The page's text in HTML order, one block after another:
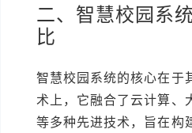
二、智慧校园系
比
智慧校园系统的核心在于
术上，它融合了云计算、
等多种先进技术，旨在构